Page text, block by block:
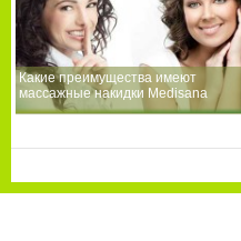
Какие преимущества имеют
массажные накидки Medisana